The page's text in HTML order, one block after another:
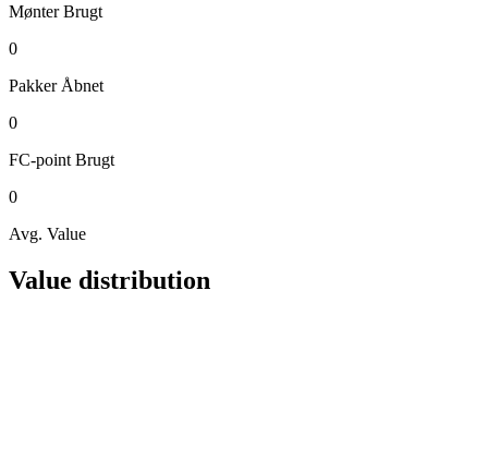
Mønter Brugt
0
Pakker Åbnet
0
FC-point Brugt
0
Avg. Value
Value distribution